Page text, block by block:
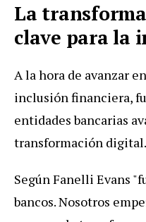
La
clave para la
A la hora de avanzar
inclusión financiera,
entidades bancarias
transformación digital.
Según Fanelli Evans
bancos. Nosotros